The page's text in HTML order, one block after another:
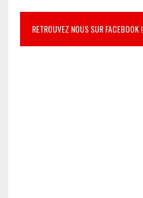
RETROUVEZ NOUS SUR FACEBOOK !